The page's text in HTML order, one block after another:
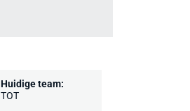
Huidige team:
TOT